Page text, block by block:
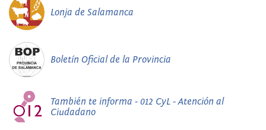
Lonja de Salamanca
Boletín Oficial de la Provincia
También te informa - 012 CyL - Atención al
Ciudadano